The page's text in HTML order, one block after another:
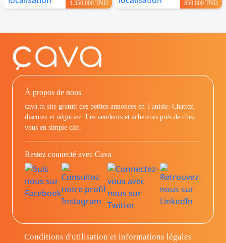
1.350.000 TND 850.000 TND
À propos de nous
cava.tn site gratuit des petites annonces en Tunisie: Chattez,
discutez et négociez. Les vendeurs et acheteurs prés de chez
vous en simple clic.
Restez connecté avec Cava
Conditions d'utilisation et informations légales